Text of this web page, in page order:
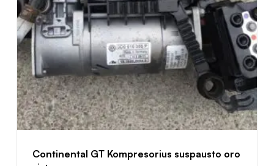
Continental GT Kompresorius suspausto oro